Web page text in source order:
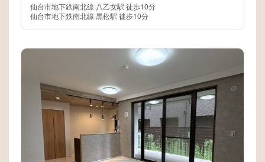
仙台市地下鉄南北線 八乙女駅 徒歩10分
仙台市地下鉄南北線 黒松駅 徒歩10分